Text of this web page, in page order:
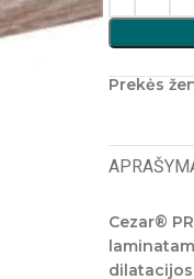
Prekės
Cezar®